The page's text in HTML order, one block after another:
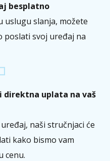
besplatno
uslugu slanja, možete
poslati svoj uređaj na
direktna uplata na vaš
naši stručnjaci će
kako bismo vam
cenu.